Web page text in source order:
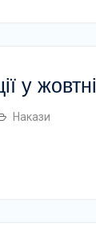
у жовтні
Накази